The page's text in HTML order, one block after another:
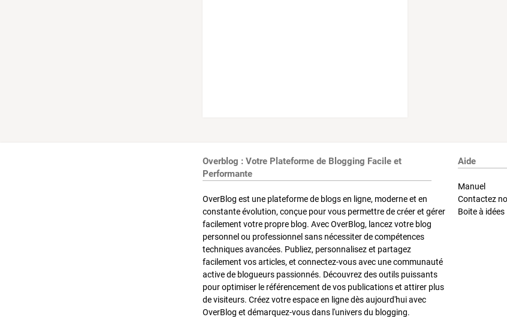
Overblog : Votre Plateforme de Blogging Facile et
Performante
OverBlog est une plateforme de blogs en ligne, moderne et en
constante évolution, conçue pour vous permettre de créer et gérer
facilement votre propre blog. Avec OverBlog, lancez votre blog
personnel ou professionnel sans nécessiter de compétences
techniques avancées. Publiez, personnalisez et partagez
facilement vos articles, et connectez-vous avec une communauté
active de blogueurs passionnés. Découvrez des outils puissants
pour optimiser le référencement de vos publications et attirer plus
de visiteurs. Créez votre espace en ligne dès aujourd'hui avec
OverBlog et démarquez-vous dans l'univers du blogging.
Aide
Manuel
Contactez
Boite à idées